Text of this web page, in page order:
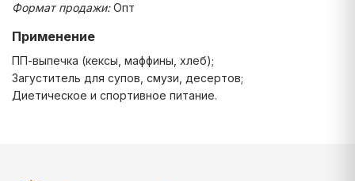
Формат продажи:Опт
Применение
ПП-выпечка (кексы, маффины, хлеб);
Загуститель для супов, смузи, десертов;
Диетическое и спортивное питание.